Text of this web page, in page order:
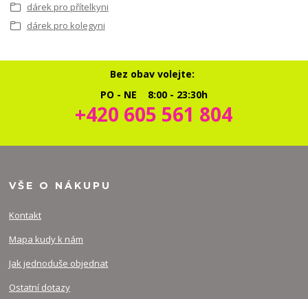
dárek pro přítelkyni
dárek pro kolegyni
Bez obav volejte:
PO - NE 8:00 - 23:30h
+420 605 561 804
VŠE O NÁKUPU
Kontakt
Mapa kudy k nám
Jak jednoduše objednat
Ostatní dotazy